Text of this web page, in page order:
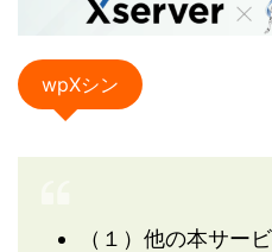
wpXシン
（１）他の本サー